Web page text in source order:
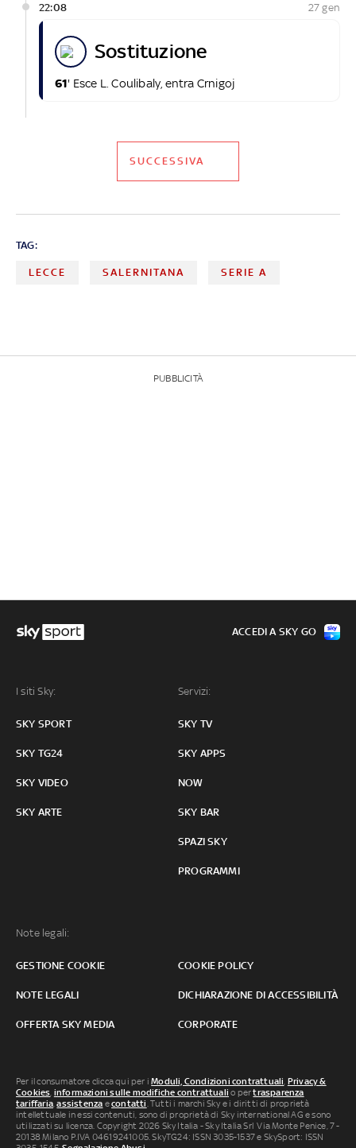
22:08 27 gen
sostituzione
61' Esce L. Coulibaly, entra Crnigoj
SUCCESSIVA
TAG:
LECCE SALERNITANA SERIE A
PUBBLICITÀ
I siti Sky:
SKY SPORT
SKY TG24
SKY VIDEO
SKY ARTE
Servizi:
SKY TV
SKY APPS
NOW
SKY BAR
SPAZI SKY
PROGRAMMI
Note legali:
GESTIONE COOKIE COOKIE POLICY
NOTE LEGALI DICHIARAZIONE DI ACCESSIBILITÀ
OFFERTA SKY MEDIA CORPORATE
ACCEDI A SKY GO
Per il consumatore clicca qui per iModuli, Condizioni contrattuali, Privacy &
Cookies, informazioni sulle modifiche contrattuali o pertrasparenza
tariffaria,assistenza econtatti. Tutti i marchi Sky e i diritti di proprietà
intellettuale in essi contenuti, sono di proprietà di Sky international AG e sono
utilizzati su licenza. Copyright 2026 Sky Italia - Sky Italia Srl Via Monte Penice, 7 -
20138 Milano P.IVA 04619241005. SkyTG24: ISSN 3035-1537 e SkySport: ISSN